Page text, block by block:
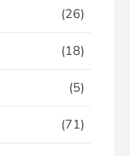
(26)
(18)
(5)
(71)